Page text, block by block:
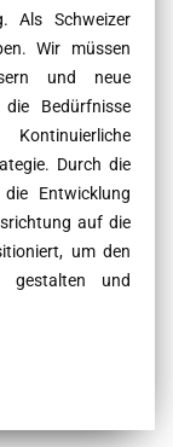
Als Schweizer
Wir müssen
und neue
Bedürfnisse
Durch die
Entwicklung
auf die
um den
gestalten und